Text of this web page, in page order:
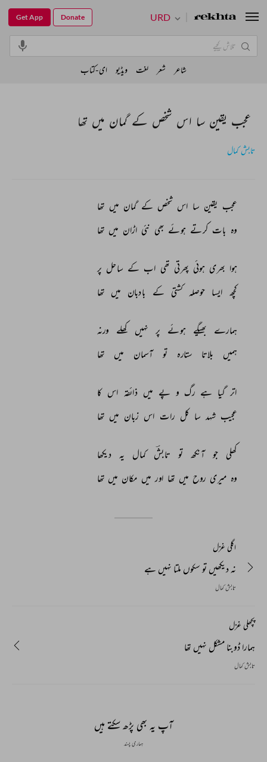
عجب یقین سا اس شخص کے گمان میں تھا
تابش کمال
عجب یقین سا اس شخص کے گمان میں تھا
وہ بات کرتے ہوئے بھی نئی اڑان میں تھا
ہوا بھری ہوئی پھرتی تھی اب کے ساحل پر
کچھ ایسا حوصلہ کشتی کے بادبان میں تھا
ہمارے بھیگے ہوئے پر نہیں کھلے
ورنہ
ہمیں
بلاتا ستارہ تو آسمان میں تھا
اتر گیا ہے رگ و پے میں ذائقہ اس کا
عجیب شہد سا کل رات اس زبان میں تھا
کھلی جو آنکھ تو تابشؔ کمال یہ
دیکھا
وہ میری روح میں تھا اور میں مکان میں تھا
اگلی غزل
نہ دیکھیں تو سکوں ملتا نہیں ہے
تابش کمال
پچھلی غزل
ہمارا ڈوبنا مشکل نہیں تھا
تابش کمال
آپ یہ بھی پڑھ سکتے ہیں
ہماری پسند
URD
Get App Donate
شاعر شعر لغت ویڈیو ای-کتاب